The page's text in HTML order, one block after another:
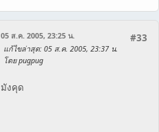
#33
05 ส.ค. 2005, 23:25 น.
แก้ไขล่าสุด: 05 ส.ค. 2005, 23:37 น.
โดย pugpug
มังคุด